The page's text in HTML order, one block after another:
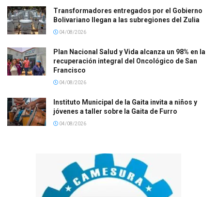
Transformadores entregados por el Gobierno
Bolivariano llegan a las subregiones del Zulia
04/08/2026
Plan Nacional Salud y Vida alcanza un 98% en la
recuperación integral del Oncológico de San
Francisco
04/08/2026
Instituto Municipal de la Gaita invita a niños y
jóvenes a taller sobre la Gaita de Furro
04/08/2026